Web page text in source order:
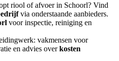
riool of afvoer in Schoorl? Vind
via onderstaande aanbieders.
voor inspectie, reiniging en
vakmensen voor
en advies overkosten